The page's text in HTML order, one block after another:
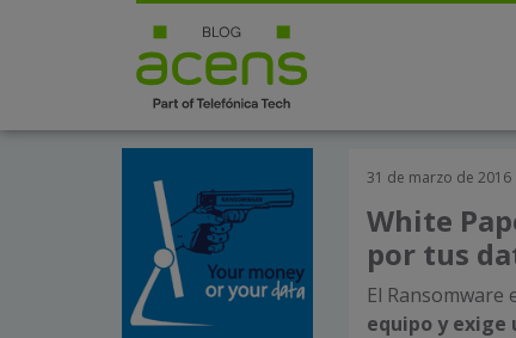
31 de marzo de 2016
White
por tus
El Ransomware
equipo y exige